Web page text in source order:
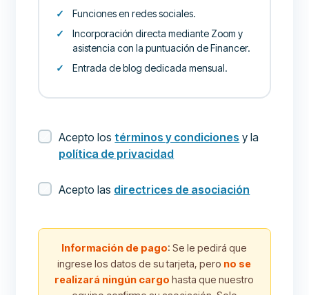
Funciones en redes sociales.
Incorporación directa mediante Zoom y
asistencia con la puntuación de Financer.
Entrada de blog dedicada mensual.
Acepto lostérminos y condiciones y la
política de privacidad
Acepto las directrices de asociación
Información de pago: Se le pedirá que
ingrese los datos de su tarjeta, pero no se
realizará ningún cargo hasta que nuestro